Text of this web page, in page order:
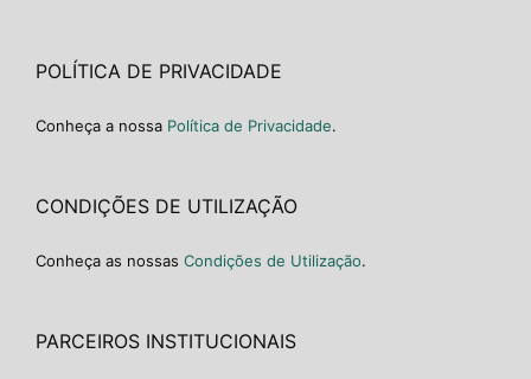
POLÍTICA DE PRIVACIDADE
Conheça a nossa Política de Privacidade.
CONDIÇÕES DE UTILIZAÇÃO
Conheça as nossas Condições de Utilização.
PARCEIROS INSTITUCIONAIS